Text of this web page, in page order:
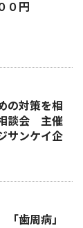
０円
の対策を相
談会 主催
サンケイ企
歯周病」